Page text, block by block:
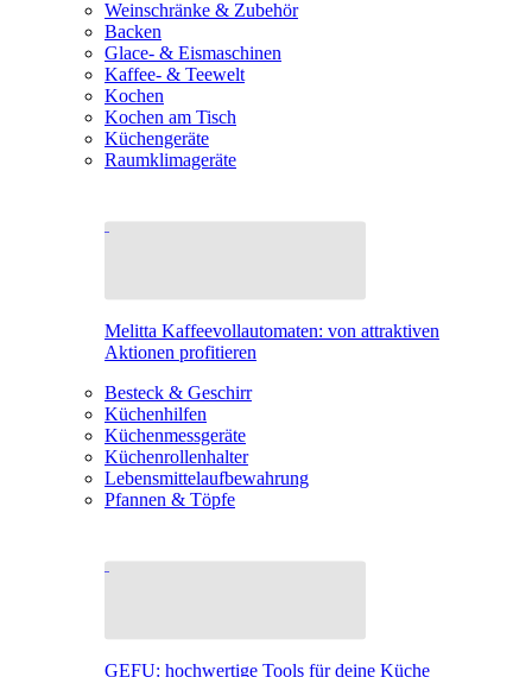
Weinschränke & Zubehör
Backen
Glace- & Eismaschinen
Kaffee- & Teewelt
Kochen
Kochen am Tisch
Küchengeräte
Raumklimageräte
Melitta Kaffeevollautomaten: von attraktiven
Aktionen profitieren
Besteck & Geschirr
Küchenhilfen
Küchenmessgeräte
Küchenrollenhalter
Lebensmittelaufbewahrung
Pfannen & Töpfe
GEFU: hochwertige Tools für deine Küche